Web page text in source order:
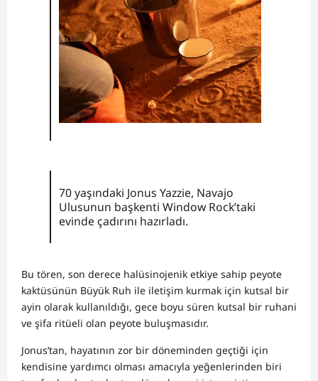
70 yaşındaki Jonus Yazzie, Navajo
Ulusunun başkenti Window Rock’taki
evinde çadırını hazırladı.
Bu tören, son derece halüsinojenik etkiye sahip peyote
kaktüsünün Büyük Ruh ile iletişim kurmak için kutsal bir
ayin olarak kullanıldığı, gece boyu süren kutsal bir ruhani
ve şifa ritüeli olan peyote buluşmasıdır.
Jonus’tan, hayatının zor bir döneminden geçtiği için
kendisine yardımcı olması amacıyla yeğenlerinden biri